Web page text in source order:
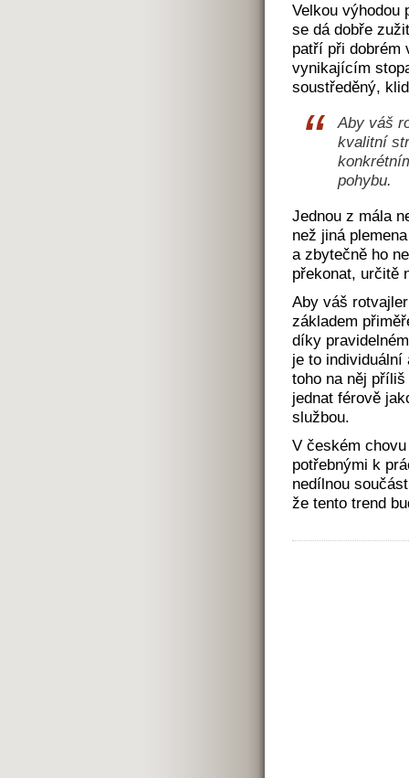
Velkou výhodou
se dá dobře
patří při dobrém
vynikajícím
soustředěný,
Aby váš
kvalitní
pohybu.
Jednou z mála
než jiná
a zbytečně ho
překonat, určitě
Aby váš
základem
díky
je to individuální
toho na něj
jednat férově
službou.
V českém
potřebnými k
nedílnou
že tento trend